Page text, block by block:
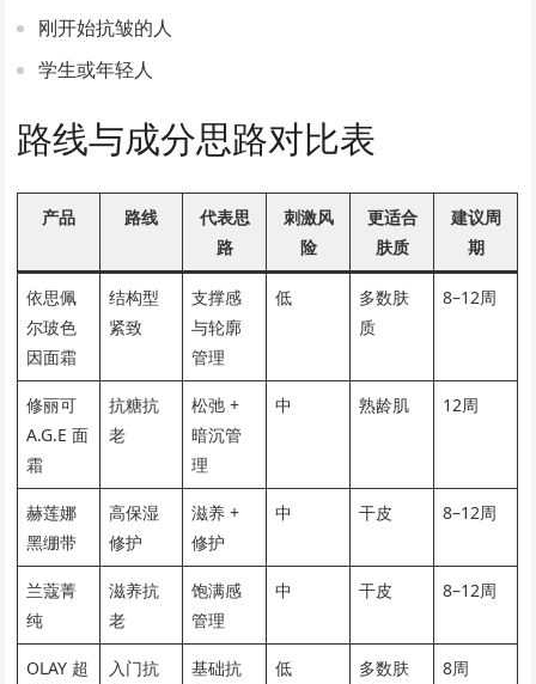
刚开始抗皱的人
学生或年轻人
路线与成分思路对比表
产品 路线
代表思
路
刺激风
险
更适合
肤质
建议周
期
依思佩
尔玻色
因面霜
结构型
紧致
支撑感
与轮廓
管理
低
多数肤
质
8–12周
修丽可
A.G.E 面
霜
抗糖抗
老
松弛 +
暗沉管
理
中 熟龄肌 12周
赫莲娜
黑绷带
高保湿
修护
滋养 +
修护
中 干皮 8–12周
兰蔻菁
纯
滋养抗
老
饱满感
管理
中 干皮 8–12周
OLAY 超
入门抗
基础抗
低
多数肤
8周